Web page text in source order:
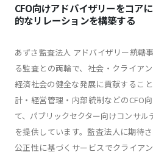
CFO向けアドバイザリーをコア
的なリレーションを構築する
あずさ監査法人 アドバイザリー統轄
る監査との両輪で、社会・クライア
経済社会の健全な発展に貢献するこ
計・経営管理・内部統制などのCFO
て、パブリックセクター向けコンサル
を提供しています。監査法人に期待
公正性に基づくサービスでクライア